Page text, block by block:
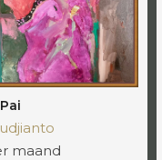
maand